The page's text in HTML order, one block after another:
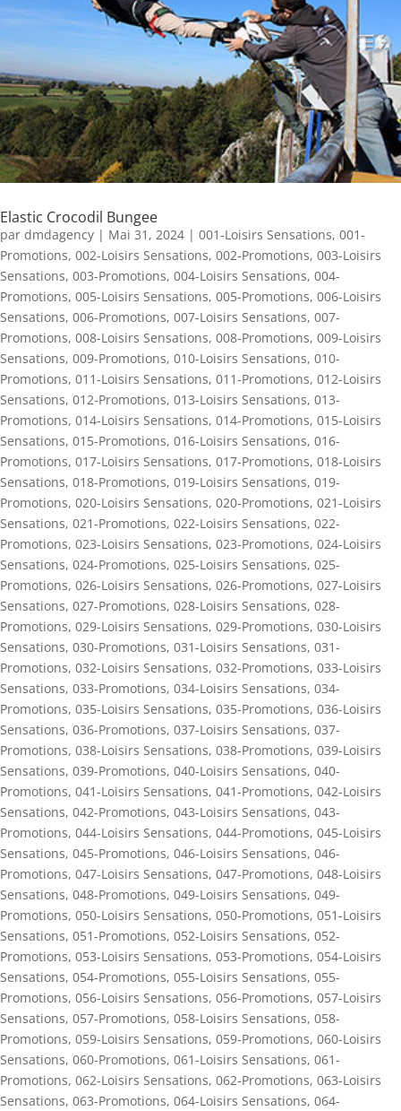
Elastic Crocodil Bungee
par dmdagency | Mai 31, 2024 | 001-Loisirs Sensations, 001-
Promotions, 002-Loisirs Sensations, 002-Promotions, 003-Loisirs
Sensations, 003-Promotions, 004-Loisirs Sensations, 004-
Promotions, 005-Loisirs Sensations, 005-Promotions, 006-Loisirs
Sensations, 006-Promotions, 007-Loisirs Sensations, 007-
Promotions, 008-Loisirs Sensations, 008-Promotions, 009-Loisirs
Sensations, 009-Promotions, 010-Loisirs Sensations, 010-
Promotions, 011-Loisirs Sensations, 011-Promotions, 012-Loisirs
Sensations, 012-Promotions, 013-Loisirs Sensations, 013-
Promotions, 014-Loisirs Sensations, 014-Promotions, 015-Loisirs
Sensations, 015-Promotions, 016-Loisirs Sensations, 016-
Promotions, 017-Loisirs Sensations, 017-Promotions, 018-Loisirs
Sensations, 018-Promotions, 019-Loisirs Sensations, 019-
Promotions, 020-Loisirs Sensations, 020-Promotions, 021-Loisirs
Sensations, 021-Promotions, 022-Loisirs Sensations, 022-
Promotions, 023-Loisirs Sensations, 023-Promotions, 024-Loisirs
Sensations, 024-Promotions, 025-Loisirs Sensations, 025-
Promotions, 026-Loisirs Sensations, 026-Promotions, 027-Loisirs
Sensations, 027-Promotions, 028-Loisirs Sensations, 028-
Promotions, 029-Loisirs Sensations, 029-Promotions, 030-Loisirs
Sensations, 030-Promotions, 031-Loisirs Sensations, 031-
Promotions, 032-Loisirs Sensations, 032-Promotions, 033-Loisirs
Sensations, 033-Promotions, 034-Loisirs Sensations, 034-
Promotions, 035-Loisirs Sensations, 035-Promotions, 036-Loisirs
Sensations, 036-Promotions, 037-Loisirs Sensations, 037-
Promotions, 038-Loisirs Sensations, 038-Promotions, 039-Loisirs
Sensations, 039-Promotions, 040-Loisirs Sensations, 040-
Promotions, 041-Loisirs Sensations, 041-Promotions, 042-Loisirs
Sensations, 042-Promotions, 043-Loisirs Sensations, 043-
Promotions, 044-Loisirs Sensations, 044-Promotions, 045-Loisirs
Sensations, 045-Promotions, 046-Loisirs Sensations, 046-
Promotions, 047-Loisirs Sensations, 047-Promotions, 048-Loisirs
Sensations, 048-Promotions, 049-Loisirs Sensations, 049-
Promotions, 050-Loisirs Sensations, 050-Promotions, 051-Loisirs
Sensations, 051-Promotions, 052-Loisirs Sensations, 052-
Promotions, 053-Loisirs Sensations, 053-Promotions, 054-Loisirs
Sensations, 054-Promotions, 055-Loisirs Sensations, 055-
Promotions, 056-Loisirs Sensations, 056-Promotions, 057-Loisirs
Sensations, 057-Promotions, 058-Loisirs Sensations, 058-
Promotions, 059-Loisirs Sensations, 059-Promotions, 060-Loisirs
Sensations, 060-Promotions, 061-Loisirs Sensations, 061-
Promotions, 062-Loisirs Sensations, 062-Promotions, 063-Loisirs
Sensations, 063-Promotions, 064-Loisirs Sensations, 064-